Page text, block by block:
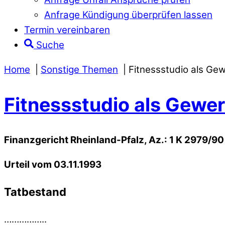
Anfrage Kündigung überprüfen lassen
Termin vereinbaren
Suche
Home Sonstige Themen Fitnessstudio als
Fitnessstudio als
Finanzgericht Rheinland-Pfalz, Az.: 1 K 2979/90
Urteil vom 03.11.1993
Tatbestand
……………..